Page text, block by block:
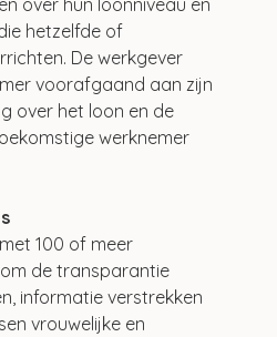
hetzelfde of
De werkgever
voorafgaand aan zijn
over het loon en de
werknemer
100 of meer
de transparantie
informatie verstrekken
vrouwelijke en